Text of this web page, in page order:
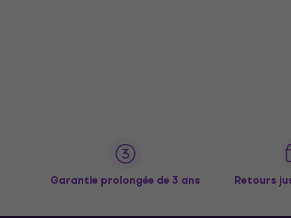
Garantie prolongée de 3 ans Retours